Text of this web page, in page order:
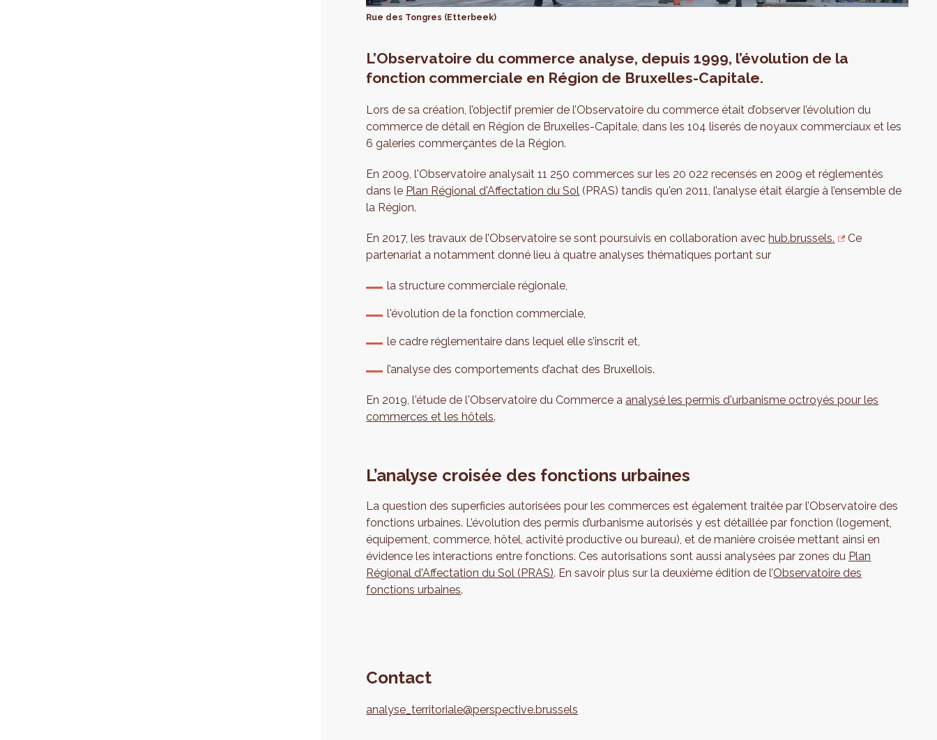
Rue des Tongres (Etterbeek)
L’Observatoire du commerce analyse, depuis 1999, l’évolution de la
fonction commerciale en Région de Bruxelles-Capitale.
Lors de sa création, l’objectif premier de l’Observatoire du commerce était d’observer l’évolution du
commerce de détail en Région de Bruxelles-Capitale, dans les 104 liserés de noyaux commerciaux et les
6 galeries commerçantes de la Région.
En 2009, l'Observatoire analysait 11 250 commerces sur les 20 022 recensés en 2009 et réglementés
dans le Plan Régional d'Affectation du Sol (PRAS) tandis qu'en 2011, l’analyse était élargie à l’ensemble de
la Région.
En 2017, les travaux de l’Observatoire se sont poursuivis en collaboration avechub.brussels.
Ce
partenariat a notamment donné lieu à quatre analyses thématiques portant sur
la structure commerciale régionale,
l'évolution de la fonction commerciale,
le cadre réglementaire dans lequel elle s’inscrit et,
l’analyse des comportements d’achat des Bruxellois.
En 2019, l'étude de l'Observatoire du Commerce a analysé les permis d'urbanisme octroyés pour les
commerces et les hôtels.
L’analyse croisée des fonctions urbaines
La question des superficies autorisées pour les commerces est également traitée par l’Observatoire des
fonctions urbaines. L’évolution des permis d’urbanisme autorisés y est détaillée par fonction (logement,
équipement, commerce, hôtel, activité productive ou bureau), et de manière croisée mettant ainsi en
évidence les interactions entre fonctions. Ces autorisations sont aussi analysées par zones du Plan
Régional d'Affectation du Sol (PRAS). En savoir plus sur la deuxième édition de l’Observatoire des
fonctions urbaines.
Contact
analyse_territoriale@perspective.brussels